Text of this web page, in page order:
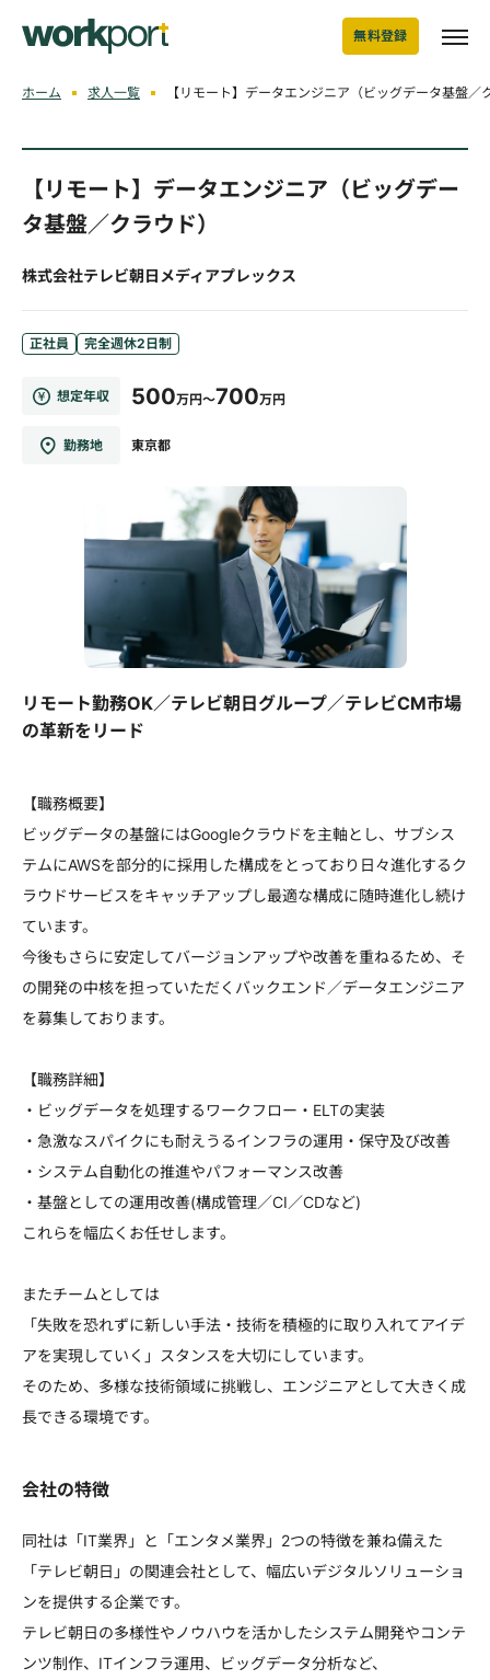
無料登録
ホーム 求人一覧 【リモート】データエンジニア（ビッグデータ基盤
【リモート】データエンジニア（ビッグデー
タ基盤／クラウド）
株式会社テレビ朝日メディアプレックス
正社員 完全週休2日制
想定年収 500万円～700万円
勤務地 東京都
リモート勤務OK／テレビ朝日グループ／テレビCM市場
の革新をリード
【職務概要】
ビッグデータの基盤にはGoogleクラウドを主軸とし、サブシス
テムにAWSを部分的に採用した構成をとっており日々進化するク
ラウドサービスをキャッチアップし最適な構成に随時進化し続け
ています。
今後もさらに安定してバージョンアップや改善を重ねるため、そ
の開発の中核を担っていただくバックエンド／データエンジニア
を募集しております。
【職務詳細】
・ビッグデータを処理するワークフロー・ELTの実装
・急激なスパイクにも耐えうるインフラの運用・保守及び改善
・システム自動化の推進やパフォーマンス改善
・基盤としての運用改善(構成管理／CI／CDなど)
これらを幅広くお任せします。
またチームとしては
「失敗を恐れずに新しい手法・技術を積極的に取り入れてアイデ
アを実現していく」スタンスを大切にしています。
そのため、多様な技術領域に挑戦し、エンジニアとして大きく成
長できる環境です。
会社の特徴
同社は「IT業界」と「エンタメ業界」2つの特徴を兼ね備えた
「テレビ朝日」の関連会社として、幅広いデジタルソリューショ
ンを提供する企業です。
テレビ朝日の多様性やノウハウを活かしたシステム開発やコンテ
ンツ制作、ITインフラ運用、ビッグデータ分析など、